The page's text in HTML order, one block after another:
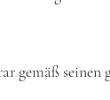
gemäß seinen